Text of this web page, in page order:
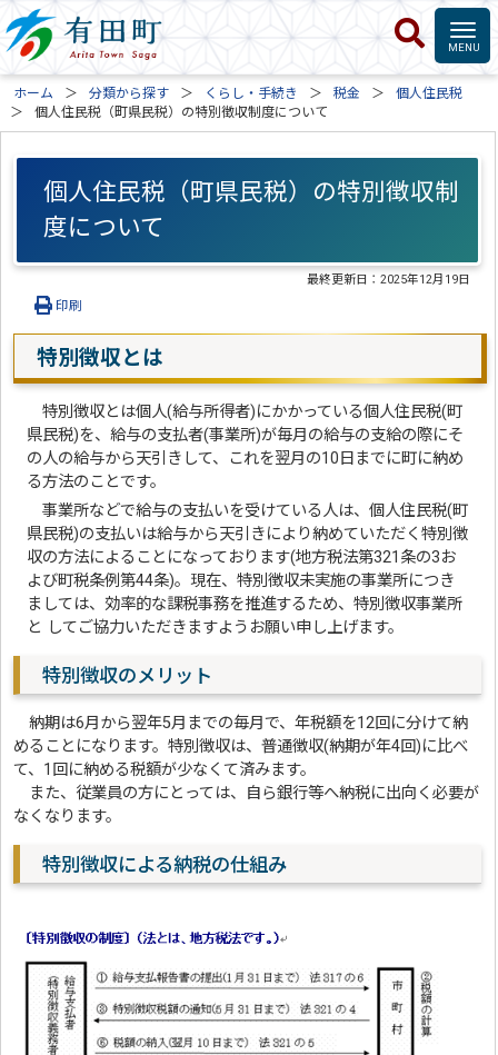
ホーム 分類から探す くらし・手続き 税金
個人住民税
個人住民税（町県民税）の特別徴収制度について
個人住民税（町県民税）の特別徴収制
度について
最終更新日：2025年12月19日
印刷
特別徴収とは
特別徴収とは個人(給与所得者)にかかっている個人住民税(町
県民税)を、給与の支払者(事業所)が毎月の給与の支給の際にそ
の人の給与から天引きして、これを翌月の10日までに町に納め
る方法のことです。
事業所などで給与の支払いを受けている人は、個人住民税(町
県民税)の支払いは給与から天引きにより納めていただく特別徴
収の方法によることになっております(地方税法第321条の3お
よび町税条例第44条)。現在、特別徴収未実施の事業所につき
ましては、効率的な課税事務を推進するため、特別徴収事業所
と してご協力いただきますようお願い申し上げます。
特別徴収のメリット
納期は6月から翌年5月までの毎月で、年税額を12回に分けて納
めることになります。特別徴収は、普通徴収(納期が年4回)に比べ
て、1回に納める税額が少なくて済みます。
また、従業員の方にとっては、自ら銀行等へ納税に出向く必要が
なくなります。
特別徴収による納税の仕組み